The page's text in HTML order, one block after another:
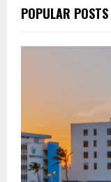
POPULAR POSTS